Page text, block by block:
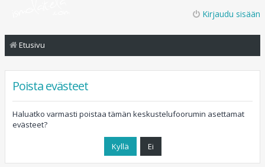
Kirjaudu sisään
Etusivu
Poista evästeet
Haluatko varmasti poistaa tämän keskustelufoorumin asettamat
evästeet?